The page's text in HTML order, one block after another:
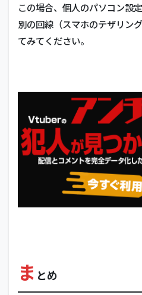
この場合、個人のパソコン設
別の回線（スマホのテザリン
てみてください。
ま とめ